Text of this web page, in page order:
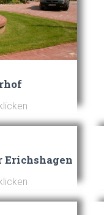
Erichshagen